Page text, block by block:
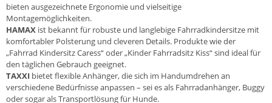
bieten ausgezeichnete Ergonomie und vielseitige
Montagemöglichkeiten.
HAMAX ist bekannt für robuste und langlebige Fahrradkindersitze mit
komfortabler Polsterung und cleveren Details. Produkte wie der
„Fahrrad Kindersitz Caress“ oder „Kinder Fahrradsitz Kiss“ sind ideal für
den täglichen Gebrauch geeignet.
TAXXI bietet flexible Anhänger, die sich im Handumdrehen an
verschiedene Bedürfnisse anpassen – sei es als Fahrradanhänger, Buggy
oder sogar als Transportlösung für Hunde.